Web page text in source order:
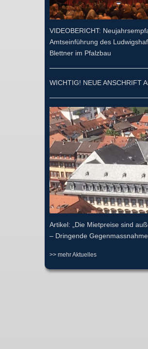
VIDEOBERICHT:
Amtseinführung des
Blettner im Pfalzbau
WICHTIG! NEUE ANSCHRIFT
Artikel: „Die Mietpreise sind
– Dringende
>> mehr Aktuelles